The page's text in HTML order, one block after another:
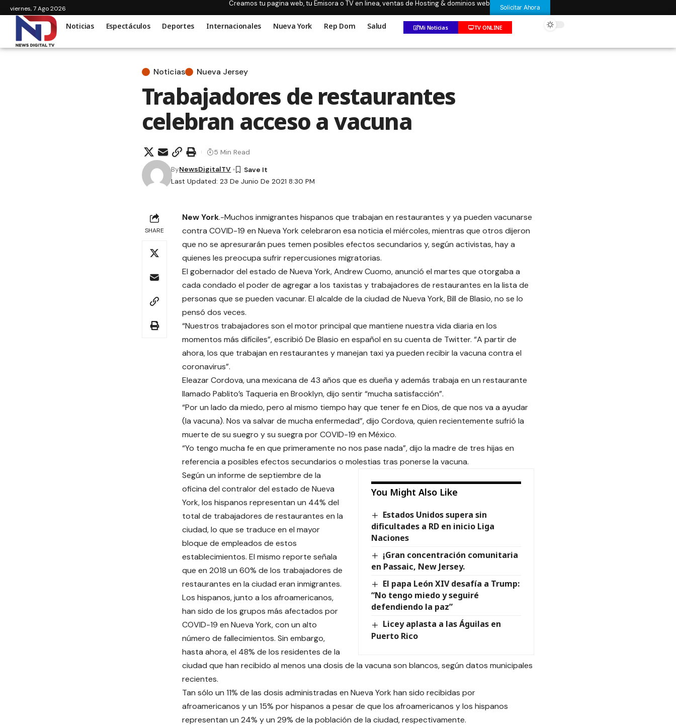
viernes, 7 Ago 2026
Creamos tu pagina web, tu Emisora o TV en linea, ventas de Hosting & dominios web Solicitar Ahora
Noticias Espectáculos Deportes Internacionales Nueva York Rep Dom Salud Mi Noticias TV ONLINE
Noticias Nueva Jersey
Trabajadores de restaurantes
celebran acceso a vacuna
Last Updated: 23 De Junio De 2021 8:30 PM
ByNewsDigitalTV
5 Min Read
SHARE
New York.-Muchos inmigrantes hispanos que trabajan en restaurantes y ya pueden vacunarse
contra COVID-19 en Nueva York celebraron esa noticia el miércoles, mientras que otros dijeron
que no se apresurarán pues temen posibles efectos secundarios y, según activistas, hay a
quienes les preocupa sufrir repercusiones migratorias.
El gobernador del estado de Nueva York, Andrew Cuomo, anunció el martes que otorgaba a
cada condado el poder de agregar a los taxistas y trabajadores de restaurantes en la lista de
personas que se pueden vacunar. El alcalde de la ciudad de Nueva York, Bill de Blasio, no se lo
pensó dos veces.
“Nuestros trabajadores son el motor principal que mantiene nuestra vida diaria en los
momentos más difíciles”, escribió De Blasio en español en su cuenta de Twitter. “A partir de
ahora, los que trabajan en restaurantes y manejan taxi ya pueden recibir la vacuna contra el
coronavirus”.
Eleazar Cordova, una mexicana de 43 años que es dueña y además trabaja en un restaurante
llamado Pablito’s Taqueria en Brooklyn, dijo sentir “mucha satisfacción”.
“Por un lado da miedo, pero al mismo tiempo hay que tener fe en Dios, de que nos va a ayudar
(la vacuna). Nos va salvar de mucha enfermedad”, dijo Cordova, quien recientemente sufrió la
muerte de su suegro y su suegra por COVID-19 en México.
“Yo tengo mucha fe en que primeramente no nos pase nada”, dijo la madre de tres hijas en
referencia a posibles efectos secundarios o molestias tras ponerse la vacuna.
You Might Also Like
Estados Unidos supera sin
dificultades a RD en inicio Liga
Naciones
¡Gran concentración comunitaria
en Passaic, New Jersey.
El papa León XIV desafía a Trump:
“No tengo miedo y seguiré
defendiendo la paz”
Licey aplasta a las Águilas en
Puerto Rico
Según un informe de septiembre de la
oficina del contralor del estado de Nueva
York, los hispanos representan un 44% del
total de trabajadores de restaurantes en la
ciudad, lo que se traduce en el mayor
bloque de empleados de estos
establecimientos. El mismo reporte señala
que en 2018 un 60% de los trabajadores de
restaurantes en la ciudad eran inmigrantes.
Los hispanos, junto a los afroamericanos,
han sido de los grupos más afectados por
COVID-19 en Nueva York, con un alto
número de fallecimientos. Sin embargo,
hasta ahora, el 48% de los residentes de la
ciudad que han recibido al menos una dosis de la vacuna son blancos, según datos municipales
recientes.
Tan sólo un 11% de las dosis administradas en Nueva York han sido recibidas por
afroamericanos y un 15% por hispanos a pesar de que los afroamericanos y los hispanos
representan un 24% y un 29% de la población de la ciudad, respectivamente.